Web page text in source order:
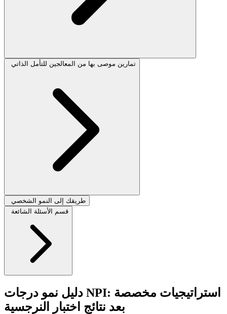
تمارين موصى بها من المعالجين للتأمل الذاتي
طريقك إلى النمو الشخصي
قسم الأسئلة الشائعة
دليل نمو درجات NPI: استراتيجيات مخصصة
بعد نتائج اختبار النرجسية